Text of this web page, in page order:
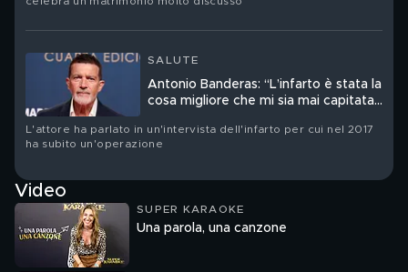
SALUTE
Antonio Banderas: “L’infarto è stata la
cosa migliore che mi sia mai capitata
L'attore ha parlato in un'intervista dell'infarto per cui nel 2017
ha subito un'operazione
Video
SUPER KARAOKE
Una parola, una canzone